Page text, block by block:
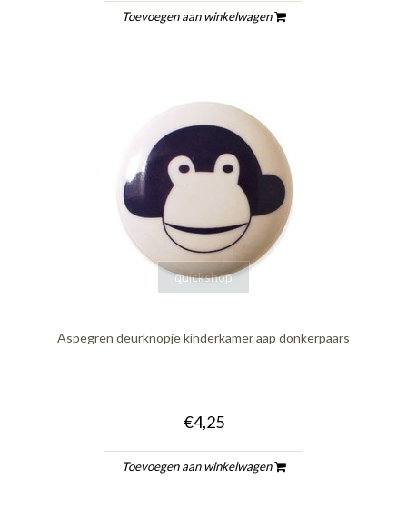
Toevoegen aan winkelwagen
quickshop
Aspegren deurknopje kinderkamer aap donkerpaars
€4,25
Toevoegen aan winkelwagen